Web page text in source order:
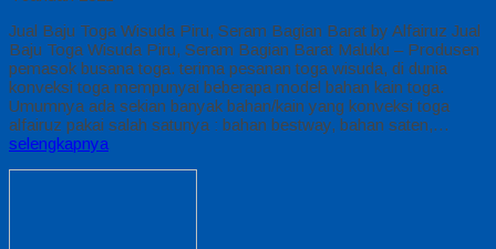
Jual Baju Toga Wisuda Piru, Seram Bagian Barat by Alfairuz Jual
Baju Toga Wisuda Piru, Seram Bagian Barat Maluku – Produsen
pemasok busana toga. terima pesanan toga wisuda, di dunia
konveksi toga mempunyai beberapa model bahan kain toga.
Umumnya ada sekian banyak bahan/kain yang konveksi toga
alfairuz pakai salah satunya : bahan bestway, bahan saten,…
selengkapnya